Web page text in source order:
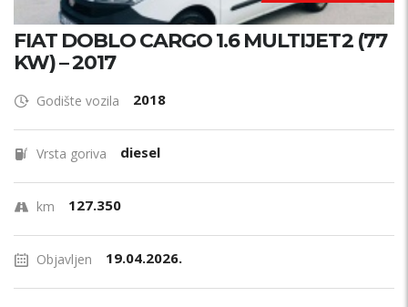
FIAT DOBLO CARGO 1.6 MULTIJET2 (77
KW) – 2017
Godište vozila 2018
Vrsta goriva diesel
km 127.350
Objavljen 19.04.2026.